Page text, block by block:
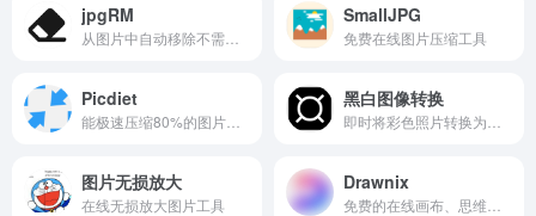
jpgRM SmallJPG
免费在线图片压缩工具
Picdiet 黑白图像转换
图片无损放大
在线无损放大图片工具
Drawnix